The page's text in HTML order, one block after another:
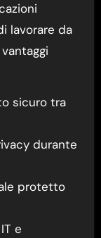
lavorare da
sicuro tra
durante
protetto
e